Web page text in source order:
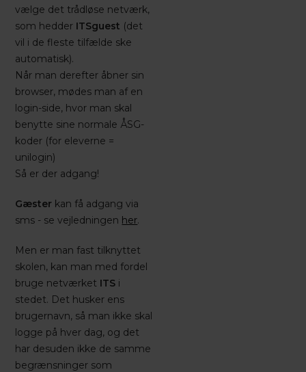
vælge det trådløse netværk,
som hedder ITSguest (det
vil i de fleste tilfælde ske
automatisk).
Når man derefter åbner sin
browser, mødes man af en
login-side, hvor man skal
benytte sine normale ÅSG-
koder (for eleverne =
unilogin)
Så er der adgang!
Gæster kan få adgang via
sms - se vejledningen her.
Men er man fast tilknyttet
skolen, kan man med fordel
bruge netværket ITS i
stedet. Det husker ens
brugernavn, så man ikke skal
logge på hver dag, og det
har desuden ikke de samme
begrænsninger som